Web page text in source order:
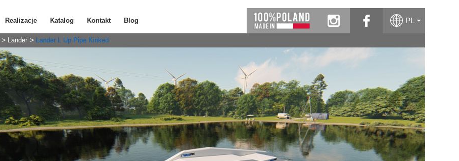
Realizacje Katalog Kontakt Blog
instagram
PL
Lander Lander L Up Pipe Kinked